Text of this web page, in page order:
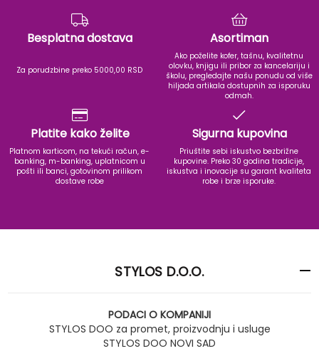
Besplatna dostava
Za porudzbine preko 5000,00 RSD
Asortiman
Ako poželite kofer, tašnu, kvalitetnu
olovku, knjigu ili pribor za kancelariju i
školu, pregledajte našu ponudu od više
hiljada artikala dostupnih za isporuku
odmah.
Platite kako želite
Platnom karticom, na tekući račun, e-
banking, m-banking, uplatnicom u
pošti ili banci, gotovinom prilikom
dostave robe
Sigurna kupovina
Priuštite sebi iskustvo bezbrižne
kupovine. Preko 30 godina tradicije,
iskustva i inovacije su garant kvaliteta
robe i brze isporuke.
STYLOS D.O.O.
PODACI O KOMPANIJI
STYLOS DOO za promet, proizvodnju i usluge
STYLOS DOO NOVI SAD